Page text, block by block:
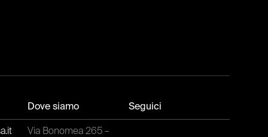
Dove siamo
Via Bonomea 265 –
Seguici